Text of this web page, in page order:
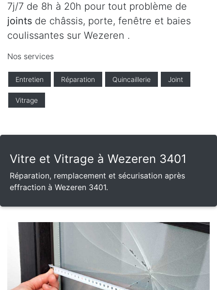
7j/7 de 8h à 20h pour tout problème de
joints de châssis, porte, fenêtre et baies
coulissantes sur Wezeren .
Nos services
Entretien Réparation Quincaillerie Joint
Vitrage
Vitre et Vitrage à Wezeren 3401
Réparation, remplacement et sécurisation après
effraction à Wezeren 3401.